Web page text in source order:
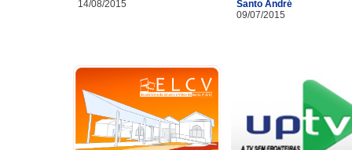
14/08/2015
Santo André
09/07/2015